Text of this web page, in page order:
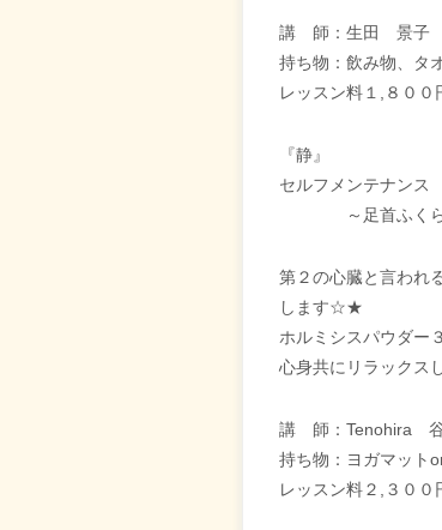
講 師：生田 景子
持ち物：飲み物、タ
レッスン料１,８００
『静』
セルフメンテナン
～足首ふくら
第２の心臓と言われ
します☆★
ホルミシスパウダー
心身共にリラックス
講 師：Tenohira
持ち物：ヨガマット
レッスン料２,３００